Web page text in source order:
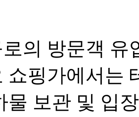
의 방문객 유
쇼핑가에서는
물 보관 및 입